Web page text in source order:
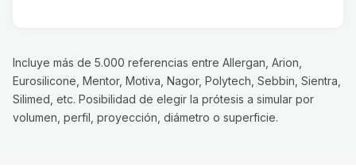
Incluye más de 5.000 referencias entre Allergan, Arion,
Eurosilicone, Mentor, Motiva, Nagor, Polytech, Sebbin, Sientra,
Silimed, etc. Posibilidad de elegir la prótesis a simular por
volumen, perfil, proyección, diámetro o superficie.